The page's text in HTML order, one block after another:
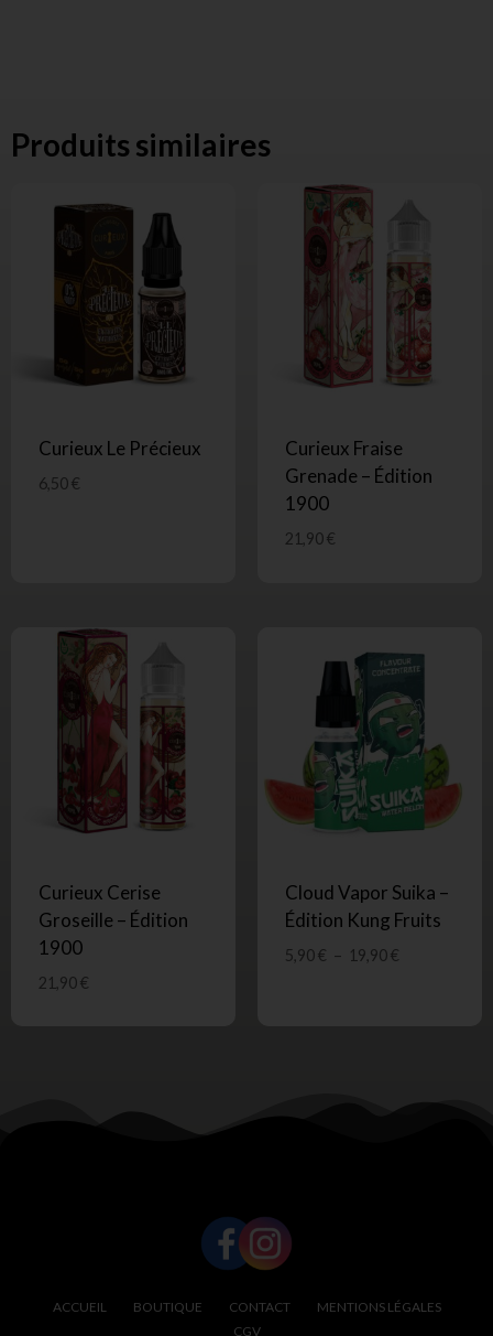
Produits similaires
Curieux Le Précieux
6,50€
Curieux Fraise
Grenade – Édition
1900
21,90€
Curieux Cerise
Groseille – Édition
1900
21,90€
Cloud Vapor Suika –
Édition Kung Fruits
5,90€ – 19,90€
ACCUEIL BOUTIQUE CONTACT
MENTIONS LÉGALES
CGV